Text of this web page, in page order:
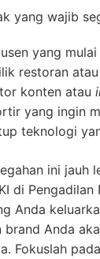
yang wajib
yang
restoran
konten atau
yang ingin
teknologi
ini jauh
di
Anda
brand Anda
Fokuslah